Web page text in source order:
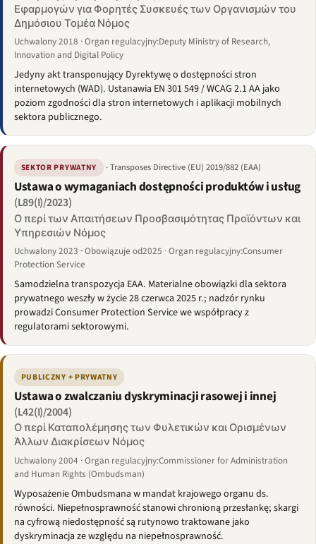
Εφαρμογών για Φορητές Συσκευές των Οργανισμών του
Δημόσιου Τομέα Νόμος
Uchwalony 2018 · Organ regulacyjny:Deputy Ministry of Research,
Innovation and Digital Policy
Jedyny akt transponujący Dyrektywę o dostępności stron
internetowych (WAD). Ustanawia EN 301 549 / WCAG 2.1 AA jako
poziom zgodności dla stron internetowych i aplikacji mobilnych
sektora publicznego.
SEKTOR PRYWATNY · Transposes Directive (EU) 2019/882 (EAA)
Ustawa o wymaganiach dostępności produktów i usług
(L89(I)/2023)
Ο περί των Απαιτήσεων Προσβασιμότητας Προϊόντων και
Υπηρεσιών Νόμος
Uchwalony 2023 · Obowiązuje od2025 · Organ regulacyjny:Consumer
Protection Service
Samodzielna transpozycja EAA. Materialne obowiązki dla sektora
prywatnego weszły w życie 28 czerwca 2025 r.; nadzór rynku
prowadzi Consumer Protection Service we współpracy z
regulatorami sektorowymi.
PUBLICZNY + PRYWATNY
Ustawa o zwalczaniu dyskryminacji rasowej i innej
(L42(I)/2004)
Ο περί Καταπολέμησης των Φυλετικών και Ορισμένων
Άλλων Διακρίσεων Νόμος
Uchwalony 2004 · Organ regulacyjny:Commissioner for Administration
and Human Rights (Ombudsman)
Wyposażenie Ombudsmana w mandat krajowego organu ds.
równości. Niepełnosprawność stanowi chronioną przesłankę; skargi
na cyfrową niedostępność są rutynowo traktowane jako
dyskryminacja ze względu na niepełnosprawność.